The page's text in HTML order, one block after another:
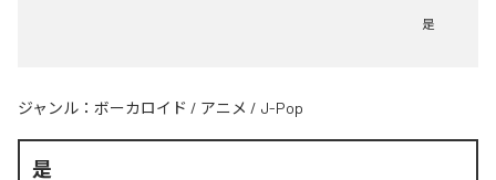
是
ジャンル： ボーカロイド / アニメ / J-Pop
是